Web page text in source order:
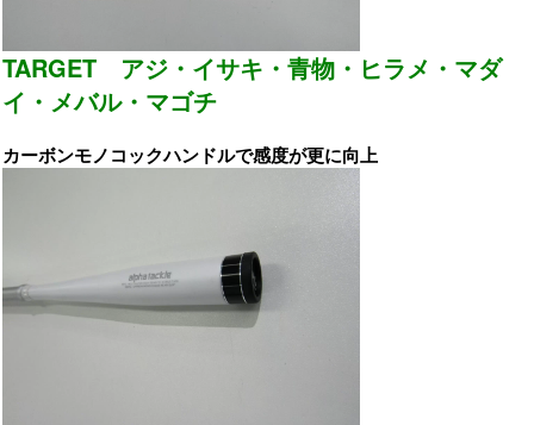
TARGET アジ・イサキ・青物・ヒラメ・マダ
イ・メバル・マゴチ
カーボンモノコックハンドルで感度が更に向上